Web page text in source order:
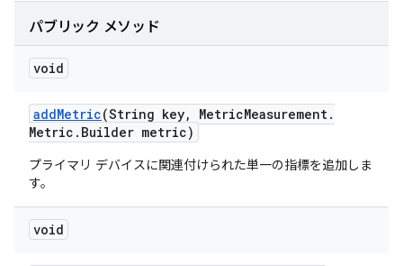
パブリック メソッド
void
addMetric(String key, MetricMeasurement.
Metric . Builder metric)
プライマリ デバイスに関連付けられた単一の指標を追加しま
す。
void